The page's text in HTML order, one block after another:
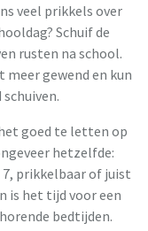
veel prikkels over
Schuif de
rusten na school.
meer gewend en kun
goed te letten op
hetzelfde:
prikkelbaar of juist
is het tijd voor een
bedtijden.